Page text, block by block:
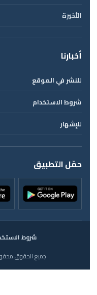
الأخيرة
أخبارنا
للنشر في الموقع
شروط الاستخدام
للإشهار
حمّل التطبيق
شروط
جميع الحقوق محفوظة